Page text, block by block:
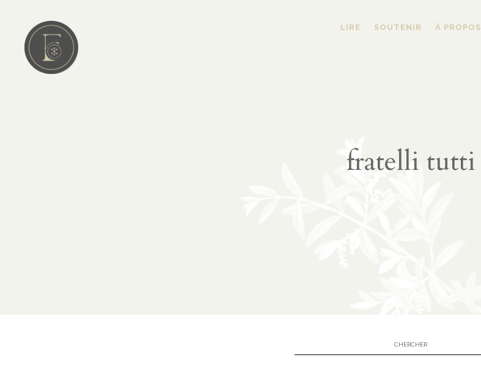
LIRE SOUTENIR À PROPOS
fratelli tutti